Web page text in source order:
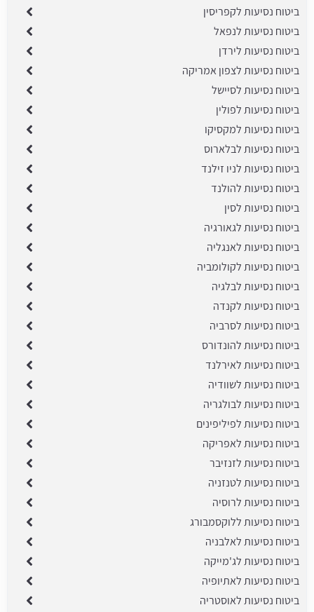
ביטוח נסיעות לקפריסין
ביטוח נסיעות לנפאל
ביטוח נסיעות לירדן
ביטוח נסיעות לצפון אמריקה
ביטוח נסיעות לסיישל
ביטוח נסיעות לפולין
ביטוח נסיעות למקסיקו
ביטוח נסיעות לבלארוס
ביטוח נסיעות לניו זילנד
ביטוח נסיעות להולנד
ביטוח נסיעות לסין
ביטוח נסיעות לגאורגיה
ביטוח נסיעות לאנגליה
ביטוח נסיעות לקולומביה
ביטוח נסיעות לבלגיה
ביטוח נסיעות לקנדה
ביטוח נסיעות לסרביה
ביטוח נסיעות להונדורס
ביטוח נסיעות לאירלנד
ביטוח נסיעות לשוודיה
ביטוח נסיעות לבולגריה
ביטוח נסיעות לפיליפינים
ביטוח נסיעות לאפריקה
ביטוח נסיעות לזנזיבר
ביטוח נסיעות לטנזניה
ביטוח נסיעות לרוסיה
ביטוח נסיעות ללוקסמבורג
ביטוח נסיעות לאלבניה
ביטוח נסיעות לג'מייקה
ביטוח נסיעות לאתיופיה
ביטוח נסיעות לאוסטריה